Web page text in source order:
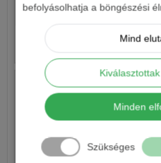
befolyásolhatja a böngészési
Mind
Minden
Szükséges
1